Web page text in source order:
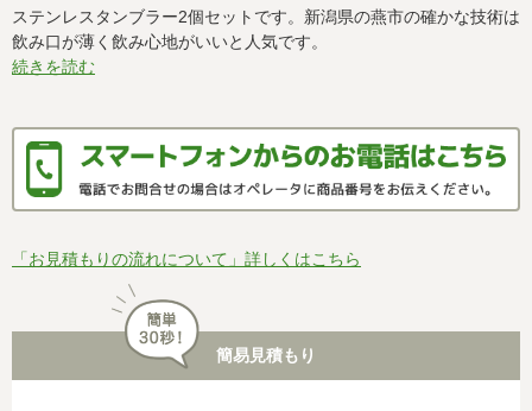
ステンレスタンブラー2個セットです。新潟県の燕市の確かな技術は
飲み口が薄く飲み心地がいいと人気です。
続きを読む
「お見積もりの流れについて」詳しくはこちら
簡易見積もり